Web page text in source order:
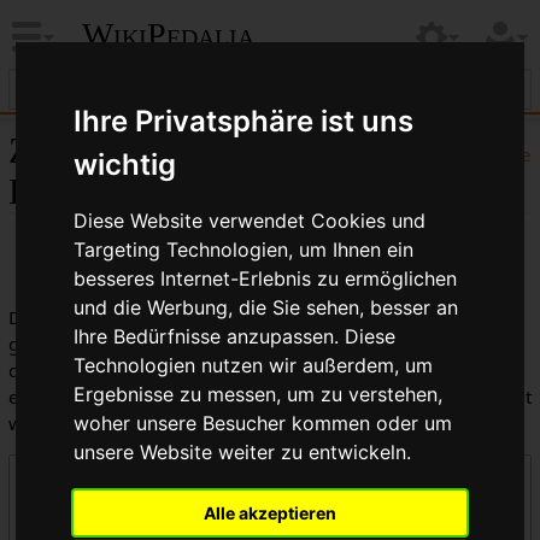
Ihre Privatsphäre ist uns
wichtig
Diese Website verwendet Cookies und
Targeting Technologien, um Ihnen ein
besseres Internet-Erlebnis zu ermöglichen
und die Werbung, die Sie sehen, besser an
Ihre Bedürfnisse anzupassen. Diese
Technologien nutzen wir außerdem, um
Ergebnisse zu messen, um zu verstehen,
woher unsere Besucher kommen oder um
unsere Website weiter zu entwickeln.
Alle akzeptieren
WikiPedalia
Hilfe
Zentrale öffentliche
Logbücher
Dies ist die kombinierte Anzeige aller in WikiPedalia
geführten Logbücher. Die Ausgabe kann durch die Auswahl
des Logbuchtyps, des Benutzers oder des Seitentitels
eingeschränkt werden (Groß-/Kleinschreibung muss beachtet
werden).
Logbücher
Zentrale öffentliche Logbücher